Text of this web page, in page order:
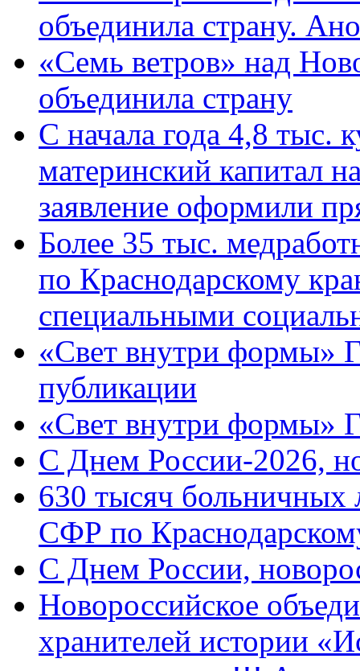
объединила страну.
«Семь ветров» над
объединила страну
С начала года 4,8 тыс.
материнский капитал
заявление оформили
Более 35 тыс.
по Краснодарскому
специальными
«Свет внутри формы»
публикации
«Свет внутри формы»
C Днем России-2026,
630 тысяч больничных
СФР по
C Днем России,
Новороссийское
хранителей истории